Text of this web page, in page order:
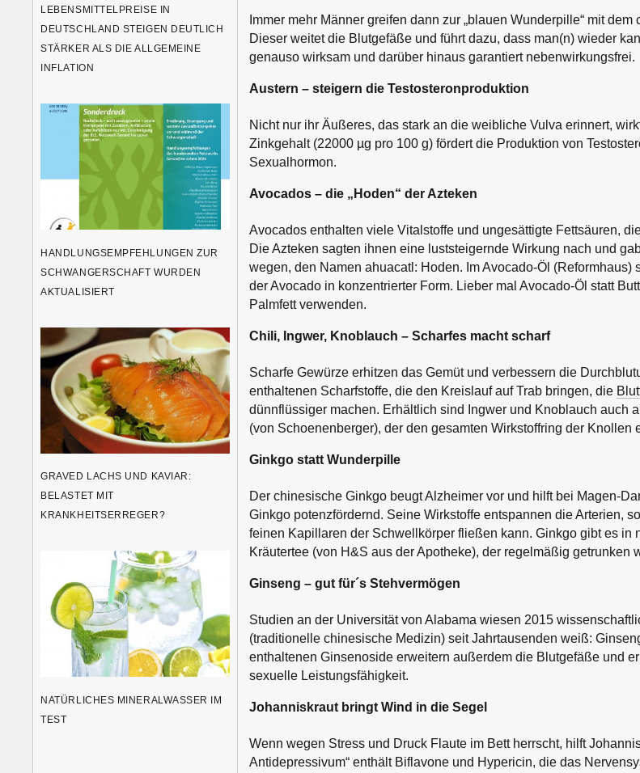
Immer mehr Männer greifen dann zur „blauen Wunderpille“ mit
Dieser weitet die Blutgefäße und führt dazu, dass man(n) wieder
genauso wirksam und darüber hinaus garantiert nebenwirkungsfrei.
Austern – steigern die Testosteronproduktion
Nicht nur ihr Äußeres, das stark an die weibliche Vulva erinnert,
Zinkgehalt (22000 µg pro 100 g) fördert die Produktion von
Sexualhormon.
Avocados – die „Hoden“ der Azteken
Avocados enthalten viele Vitalstoffe und ungesättigte Fettsäuren,
Die Azteken sagten ihnen eine luststeigernde Wirkung nach und
wegen, den Namen ahuacatl: Hoden. Im Avocado-Öl (Reformhaus)
der Avocado in konzentrierter Form. Lieber mal Avocado-Öl statt
Palmfett verwenden.
Chili, Ingwer, Knoblauch – Scharfes macht scharf
Scharfe Gewürze erhitzen das Gemüt und verbessern die
enthaltenen Scharfstoffe, die den Kreislauf auf Trab bringen, die
dünnflüssiger machen. Erhältlich sind Ingwer und Knoblauch auch
(von Schoenenberger), der den gesamten Wirkstoffring der Knollen
Ginkgo statt Wunderpille
Der chinesische Ginkgo beugt Alzheimer vor und hilft bei Magen-
Ginkgo potenzfördernd. Seine Wirkstoffe entspannen die Arterien,
feinen Kapillaren der Schwellkörper fließen kann. Ginkgo gibt es in
Kräutertee (von H&S aus der Apotheke), der regelmäßig getrunken
Ginseng – gut für´s Stehvermögen
Studien an der Universität von Alabama wiesen 2015
(traditionelle chinesische Medizin) seit Jahrtausenden weiß:
enthaltenen Ginsenoside erweitern außerdem die Blutgefäße und
sexuelle Leistungsfähigkeit.
Johanniskraut bringt Wind in die Segel
Wenn wegen Stress und Druck Flaute im Bett herrscht, hilft
Antidepressivum“ enthält Biflavone und Hypericin, die das
LEBENSMITTELPREISE IN
DEUTSCHLAND STEIGEN DEUTLICH
STÄRKER ALS DIE ALLGEMEINE
INFLATION
HANDLUNGSEMPFEHLUNGEN ZUR
SCHWANGERSCHAFT WURDEN
AKTUALISIERT
GRAVED LACHS UND KAVIAR:
BELASTET MIT
KRANKHEITSERREGER?
NATÜRLICHES MINERALWASSER IM
TEST